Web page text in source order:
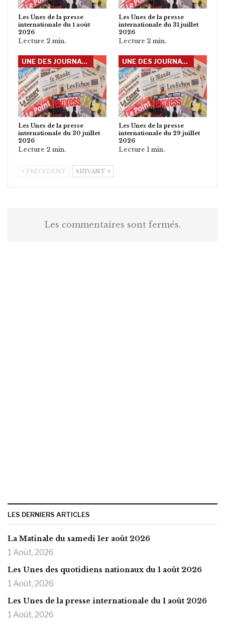
Les Unes de la presse
internationale du 1 août
2026
Les Unes de la presse
internationale du 31 juillet
2026
UNE DES JOURNAUX INTERNATIONAUX
Les Unes de la presse
internationale du 30 juillet
2026
UNE DES JOURNAUX INTERNATIONAUX
Les Unes de la presse
internationale du 29 juillet
2026
PRÉCÉDENT SUIVANT
Les commentaires sont fermés.
LES DERNIERS ARTICLES
La Matinale du samedi 1er août 2026
1 Août, 2026
Les Unes des quotidiens nationaux du 1 août 2026
1 Août, 2026
Les Unes de la presse internationale du 1 août 2026
1 Août, 2026